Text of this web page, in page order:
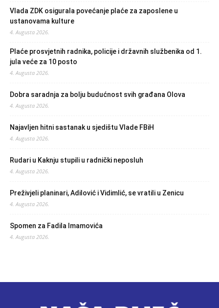
Vlada ZDK osigurala povećanje plaće za zaposlene u
ustanovama kulture
4. Augusta 2026.
Plaće prosvjetnih radnika, policije i državnih službenika od 1.
jula veće za 10 posto
4. Augusta 2026.
Dobra saradnja za bolju budućnost svih građana Olova
4. Augusta 2026.
Najavljen hitni sastanak u sjedištu Vlade FBiH
4. Augusta 2026.
Rudari u Kaknju stupili u radnički neposluh
4. Augusta 2026.
Preživjeli planinari, Adilović i Vidimlić, se vratili u Zenicu
4. Augusta 2026.
Spomen za Fadila Imamovića
4. Augusta 2026.